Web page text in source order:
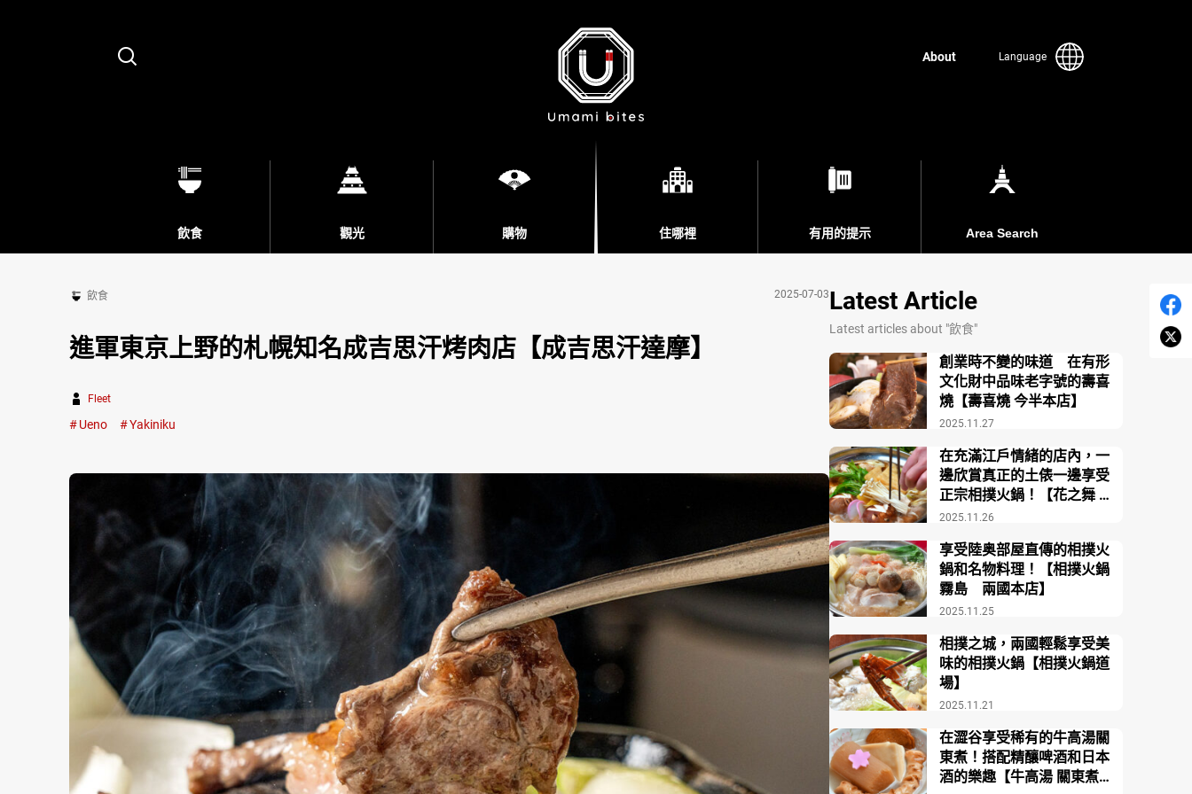
Search
About Language
飲食 觀光 購物 住哪裡 有用的提示 Area Search
飲食 2025-07-03
進軍東京上野的札幌知名成吉思汗烤肉店【成吉思汗達摩】
Fleet
Ueno Yakiniku
Latest Article
Latest articles about "飲食"
2025.11.27
創業時不變的味道 在有形
文化財中品味老字號的壽喜
燒【壽喜燒 今半本店】
2025.11.26
在充滿江戶情緒的店內，一
邊欣賞真正的土俵一邊享受
正宗相撲火鍋！【花之舞 江
戶東京博物館前店】
2025.11.25
享受陸奥部屋直傳的相撲火
鍋和名物料理！【相撲火鍋
霧島 兩國本店】
2025.11.21
相撲之城，兩國輕鬆享受美
味的相撲火鍋【相撲火鍋道
場】
在澀谷享受稀有的牛高湯關
東煮！搭配精釀啤酒和日本
酒的樂趣【牛高湯 關東煮酒